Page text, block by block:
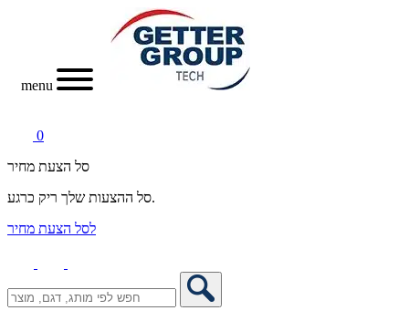
menu
0
סל הצעת מחיר
סל ההצעות שלך ריק כרגע.
לסל הצעת מחיר